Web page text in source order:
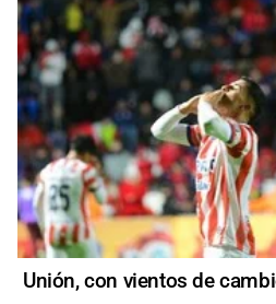
Unión, con vientos de